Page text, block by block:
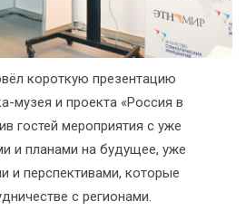
короткую презентацию
музея и проекта «Россия в
гостей мероприятия с уже
и планами на будущее, уже
и перспективами, которые
с регионами.